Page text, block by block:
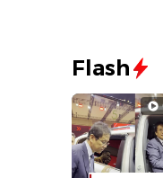
Flash